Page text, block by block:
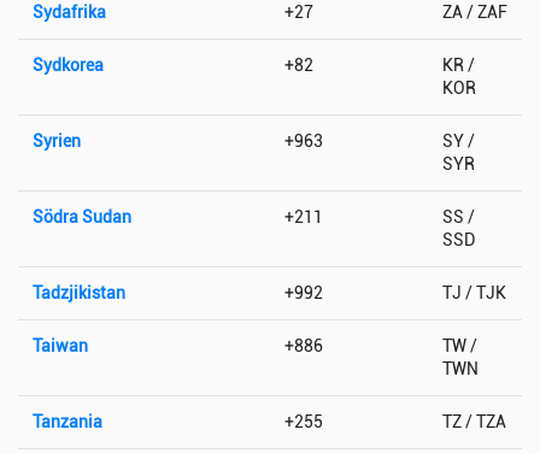
Sydafrika +27 ZA / ZAF
Sydkorea +82
KR /
KOR
Syrien +963
SY /
SYR
Södra Sudan +211
SS /
SSD
Tadzjikistan +992 TJ / TJK
Taiwan +886
TW /
TWN
Tanzania +255 TZ / TZA